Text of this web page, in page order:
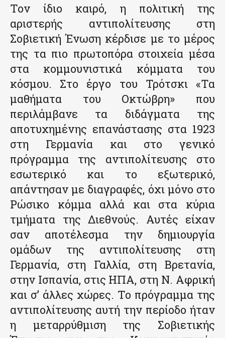
Τον ίδιο καιρό, η πολιτική της
αριστερής αντιπολίτευσης στη
Σοβιετική Ένωση κέρδισε με το μέρος
της τα πιο πρωτοπόρα στοιχεία μέσα
στα κομμουνιστικά κόμματα του
κόσμου. Στο έργο του Τρότσκι «Τα
μαθήματα του Οκτώβρη» που
περιλάμβανε τα διδάγματα της
αποτυχημένης επανάστασης στα 1923
στη Γερμανία και στο γενικό
πρόγραμμα της αντιπολίτευσης στο
εσωτερικό και το εξωτερικό,
απάντησαν με διαγραφές, όχι μόνο στο
Ρώσικο κόμμα αλλά και στα κύρια
τμήματα της Διεθνούς. Αυτές είχαν
σαν αποτέλεσμα την δημιουργία
ομάδων της αντιπολίτευσης στη
Γερμανία, στη Γαλλία, στη Βρετανία,
στην Ισπανία, στις ΗΠΑ, στη Ν. Αφρική
και σ’ άλλες χώρες. Το πρόγραμμα της
αντιπολίτευσης αυτή την περίοδο ήταν
η μεταρρύθμιση της Σοβιετικής